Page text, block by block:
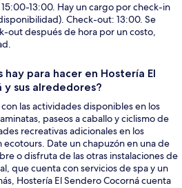
13:00. Hay un cargo por check-in
Check-out: 13:00. Se
out después de hora por un costo,
para hacer en Hostería El
y sus alrededores?
las actividades disponibles en los
paseos a caballo y ciclismo de
recreativas adicionales en los
Date un chapuzón en una de
o disfruta de las otras instalaciones de
que cuenta con servicios de spa y un
Hostería El Sendero Cocorná cuenta